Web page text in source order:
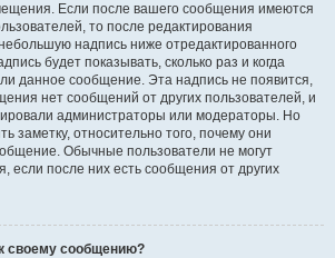
Если после вашего сообщения имеются
то после редактирования
надпись ниже отредактированного
будет показывать, сколько раз и когда
данное сообщение. Эта надпись не появится,
нет сообщений от других пользователей, и
администраторы или модераторы. Но
заметку, относительно того, почему они
Обычные пользователи не могут
если после них есть сообщения от других
своему сообщению?